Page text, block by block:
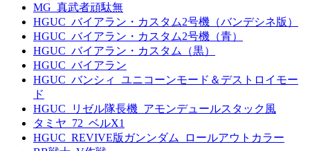
MG_真武者頑駄無
HGUC_バイアラン・カスタム2号機（バンデシネ版）
HGUC_バイアラン・カスタム2号機（青）
HGUC_バイアラン・カスタム（黒）
HGUC_バイアラン
HGUC_バンシィ_ユニコーンモード＆デストロイモー
ド
HGUC_リゼル隊長機_アモンデュールスタック風
タミヤ_72_ベルX1
HGUC_REVIVE版ガンンダム_ロールアウトカラー